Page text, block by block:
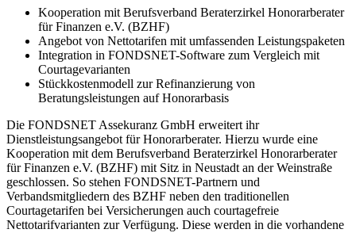
Kooperation mit Berufsverband Beraterzirkel Honorarberater
für Finanzen e.V. (BZHF)
Angebot von Nettotarifen mit umfassenden Leistungspaketen
Integration in FONDSNET-Software zum Vergleich mit
Courtagevarianten
Stückkostenmodell zur Refinanzierung von
Beratungsleistungen auf Honorarbasis
Die FONDSNET Assekuranz GmbH erweitert ihr
Dienstleistungsangebot für Honorarberater. Hierzu wurde eine
Kooperation mit dem Berufsverband Beraterzirkel Honorarberater
für Finanzen e.V. (BZHF) mit Sitz in Neustadt an der Weinstraße
geschlossen. So stehen FONDSNET-Partnern und
Verbandsmitgliedern des BZHF neben den traditionellen
Courtagetarifen bei Versicherungen auch courtagefreie
Nettotarifvarianten zur Verfügung. Diese werden in die vorhandene